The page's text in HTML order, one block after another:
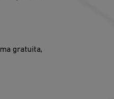
gratuita,